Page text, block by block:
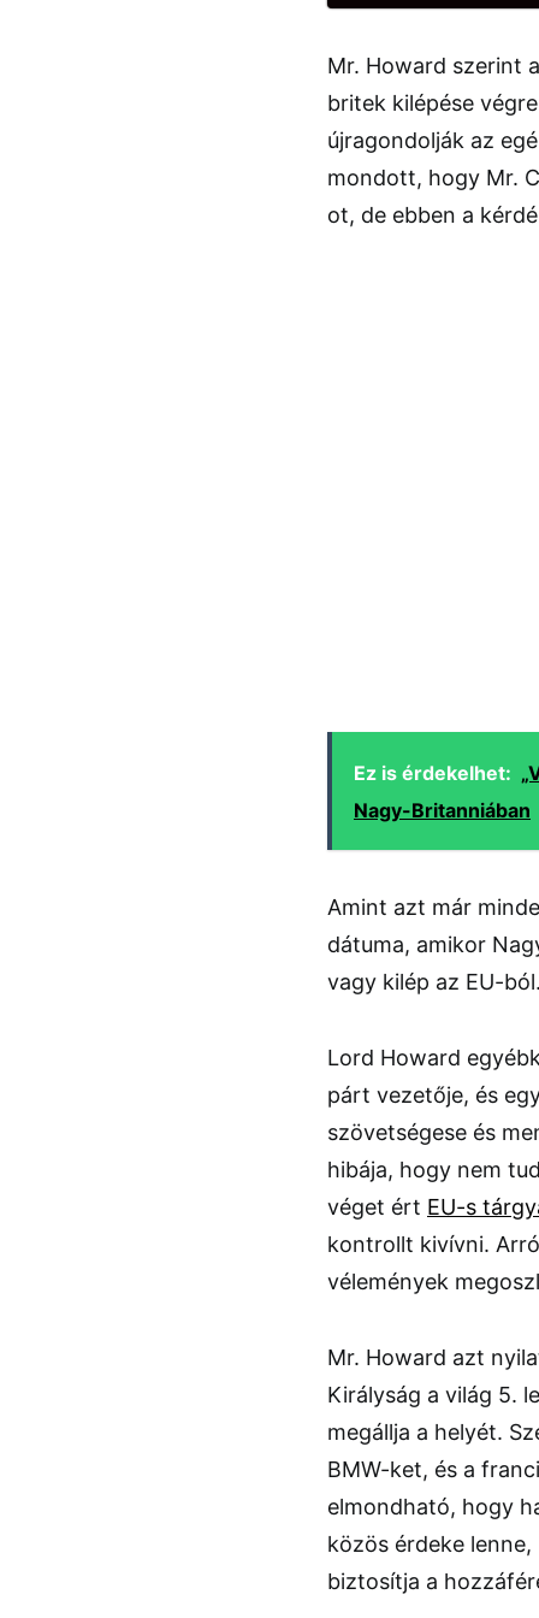
Mr. Howard szerint
britek kilépése
újragondolják az
mondott, hogy Mr.
ot, de ebben a
Ez is érdekelhet:
Nagy-Britanniában
Amint azt már
dátuma, amikor
vagy kilép az EU-
Lord Howard
párt vezetője, és
szövetségese és
hibája, hogy nem
véget ért EU-s
kontrollt kivívni.
vélemények
Mr. Howard azt
Királyság a világ 5.
megállja a helyét.
BMW-ket, és a
elmondható, hogy
közös érdeke
biztosítja a